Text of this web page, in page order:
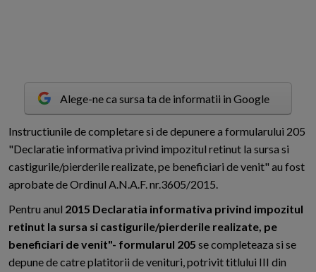
Alege-ne ca sursa ta de informatii in Google
Instructiunile de completare si de depunere a formularului 205
"Declaratie informativa privind impozitul retinut la sursa si
castigurile/pierderile realizate, pe beneficiari de venit" au fost
aprobate de Ordinul A.N.A.F. nr.3605/2015.
Pentru anul 2015 Declaratia informativa privind impozitul
retinut la sursa si castigurile/pierderile realizate, pe
beneficiari de venit"- formularul 205 se completeaza si se
depune de catre platitorii de venituri, potrivit titlului III din